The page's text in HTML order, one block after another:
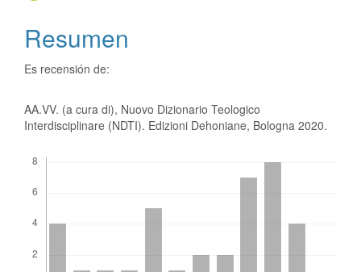
Resumen
Es recensión de:
AA.VV. (a cura di), Nuovo Dizionario Teologico
Interdisciplinare (NDTI). Edizioni Dehoniane, Bologna 2020.